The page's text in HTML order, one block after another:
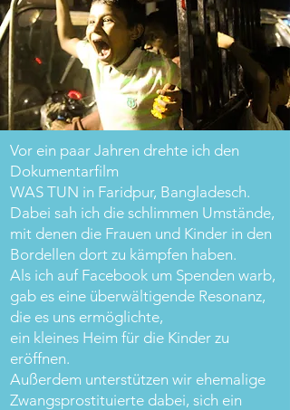
Vor ein paar Jahren drehte ich den
Dokumentarfilm
WAS TUN in Faridpur, Bangladesch.
Dabei sah ich die schlimmen Umstände,
mit denen die Frauen und Kinder in den
Bordellen dort zu kämpfen haben.
Als ich auf Facebook um Spenden warb,
gab es eine überwältigende Resonanz,
die es uns ermöglichte,
ein kleines Heim für die Kinder zu
eröffnen.
Außerdem unterstützen wir ehemalige
Zwangsprostituierte dabei, sich ein